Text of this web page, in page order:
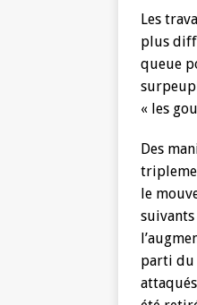
Les
plus
queue
« les
Des
le
parti du